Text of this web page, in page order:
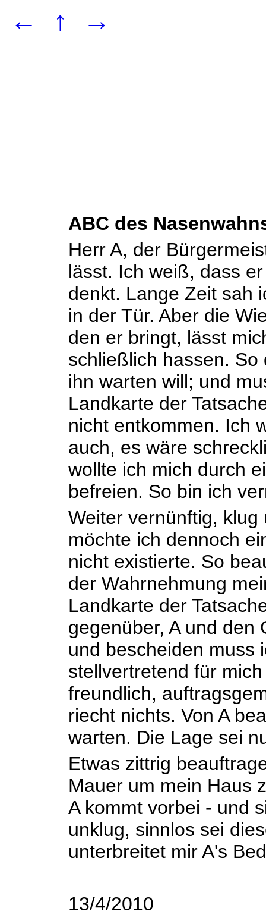
← ↑ →
ABC des
Herr A, der
lässt. Ich weiß, dass
denkt. Lange Zeit sah
in der Tür. Aber die
den er bringt, lässt
schließlich hassen.
ihn warten will; und
Landkarte der
nicht entkommen. Ich
auch, es wäre
wollte ich mich durch
befreien. So bin ich
Weiter vernünftig,
möchte ich dennoch
nicht existierte. So
der Wahrnehmung
Landkarte der
gegenüber, A und den
und bescheiden muss
stellvertretend für
freundlich,
riecht nichts. Von A
warten. Die Lage sei
Etwas zittrig
Mauer um mein Haus
A kommt vorbei - und
unklug, sinnlos sei
unterbreitet mir A's
13/4/2010